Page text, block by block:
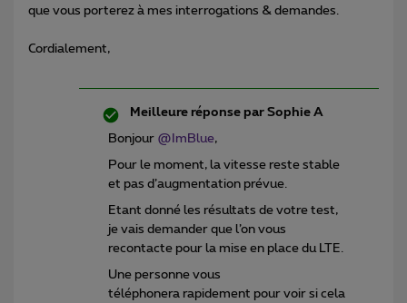
que vous porterez à mes interrogations & demandes.
Cordialement,
Meilleure réponse par Sophie A
Bonjour @ImBlue,
Pour le moment, la vitesse reste stable
et pas d’augmentation prévue.
Etant donné les résultats de votre test,
je vais demander que l’on vous
recontacte pour la mise en place du LTE.
Une personne vous
téléphonera rapidement pour voir si cela